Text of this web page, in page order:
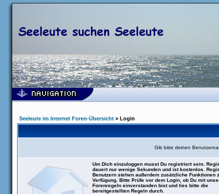
Seeleute im Internet Foren-Übersicht » Login
Gib bitte deinen
Um Dich einzuloggen musst Du registriert sein.
dauert nur wenige Sekunden und ist kostenlos.
Benutzern stehen außerdem zusätzliche Funktionen
Verfügung. Bitte Prüfe vor dem Login, ob Du mit
Forenregeln einverstanden bist und lies bitte die
bereitgestellten Regeln durch.